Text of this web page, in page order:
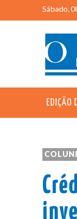
Sábado,
EDIÇÃO